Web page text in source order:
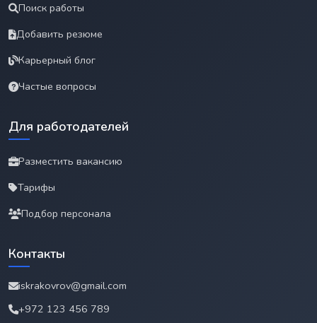
Поиск работы
Добавить резюме
Карьерный блог
Частые вопросы
Для работодателей
Разместить вакансию
Тарифы
Подбор персонала
Контакты
iskrakovrov@gmail.com
+972 123 456 789